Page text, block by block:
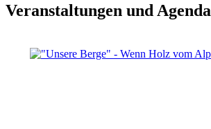
Veranstaltungen und Agenda